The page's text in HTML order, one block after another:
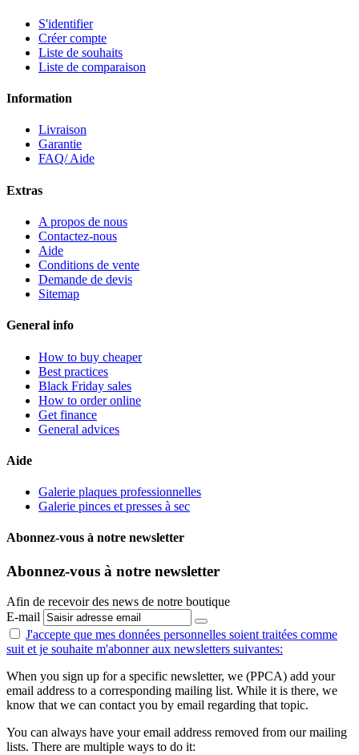
S'identifier
Créer compte
Liste de souhaits
Liste de comparaison
Information
Livraison
Garantie
FAQ/ Aide
Extras
A propos de nous
Contactez-nous
Aide
Conditions de vente
Demande de devis
Sitemap
General info
How to buy cheaper
Best practices
Black Friday sales
How to order online
Get finance
General advices
Aide
Galerie plaques professionnelles
Galerie pinces et presses à sec
Abonnez-vous à notre newsletter
Abonnez-vous à notre newsletter
Afin de recevoir des news de notre boutique
E-mail
J'accepte que mes données personnelles soient traitées comme
suit et je souhaite m'abonner aux newsletters suivantes:
When you sign up for a specific newsletter, we (PPCA) add your
email address to a corresponding mailing list. While it is there, we
know that we can contact you by email regarding that topic.
You can always have your email address removed from our mailing
lists. There are multiple ways to do it: